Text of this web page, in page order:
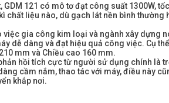
121 có mô tơ đạt công suất 1300W,
chất liệu nào, dù gạch lát nền bình thường
gia công kim loại và ngành xây dựng
dễ dàng và đạt hiệu quả công việc. Cụ
mm và Chiều cao 160 mm.
hồi tích cực từ người sử dụng chính là
cầm nắm, thao tác với máy, điều này
khắp nơi.